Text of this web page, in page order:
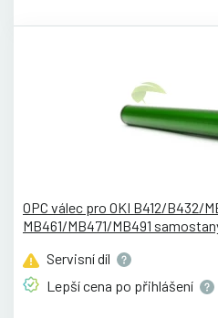
OPC válec pro OKI B412/B432/
MB461/MB471/MB491
Servisnídíl
Lepší cena po přihlášení